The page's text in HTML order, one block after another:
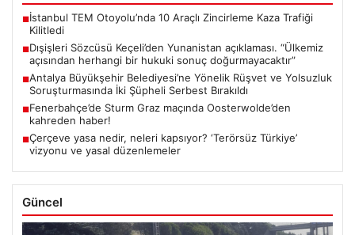
■İstanbul TEM Otoyolu’nda 10 Araçlı Zincirleme Kaza Trafiği
Kilitledi
■Dışişleri Sözcüsü Keçeli’den Yunanistan açıklaması. “Ülkemiz
açısından herhangi bir hukuki sonuç doğurmayacaktır”
■Antalya Büyükşehir Belediyesi’ne Yönelik Rüşvet ve Yolsuzluk
Soruşturmasında İki Şüpheli Serbest Bırakıldı
■Fenerbahçe’de Sturm Graz maçında Oosterwolde’den
kahreden haber!
■Çerçeve yasa nedir, neleri kapsıyor? ‘Terörsüz Türkiye’
vizyonu ve yasal düzenlemeler
Güncel